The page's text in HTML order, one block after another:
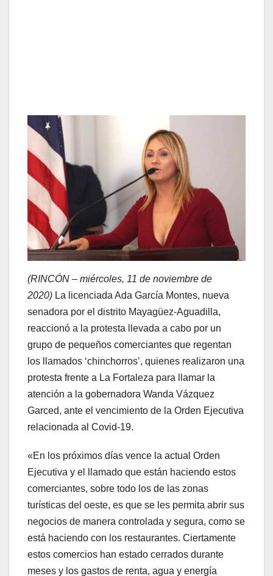
(RINCÓN – miércoles, 11 de noviembre de
2020) La licenciada Ada García Montes, nueva
senadora por el distrito Mayagüez-Aguadilla,
reaccionó a la protesta llevada a cabo por un
grupo de pequeños comerciantes que regentan
los llamados ‘chinchorros’, quienes realizaron una
protesta frente a La Fortaleza para llamar la
atención a la gobernadora Wanda Vázquez
Garced, ante el vencimiento de la Orden Ejecutiva
relacionada al Covid-19.
«En los próximos días vence la actual Orden
Ejecutiva y el llamado que están haciendo estos
comerciantes, sobre todo los de las zonas
turísticas del oeste, es que se les permita abrir sus
negocios de manera controlada y segura, como se
está haciendo con los restaurantes. Ciertamente
estos comercios han estado cerrados durante
meses y los gastos de renta, agua y energía